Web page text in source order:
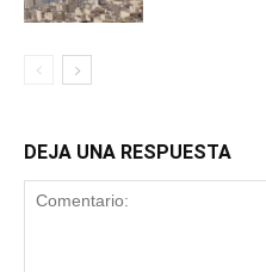
DEJA UNA RESPUESTA